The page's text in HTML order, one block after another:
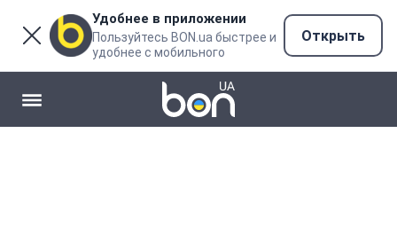
Удобнее в приложении
Пользуйтесь BON.ua быстрее и
удобнее с мобильного
Открыть